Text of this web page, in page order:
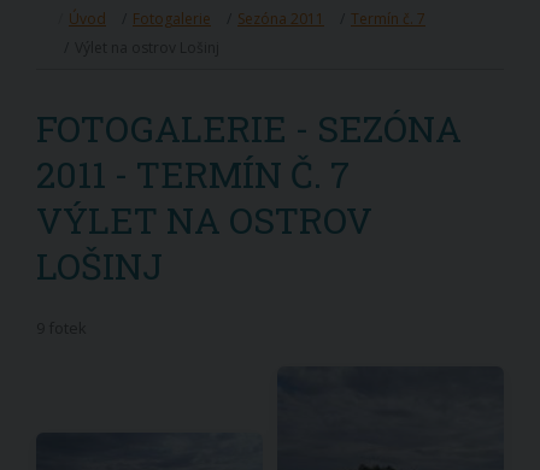
Úvod Fotogalerie Sezóna 2011
Termín č. 7
FOTOGALERIE - SEZÓNA
2011 - TERMÍN Č. 7
VÝLET NA OSTROV
LOŠINJ